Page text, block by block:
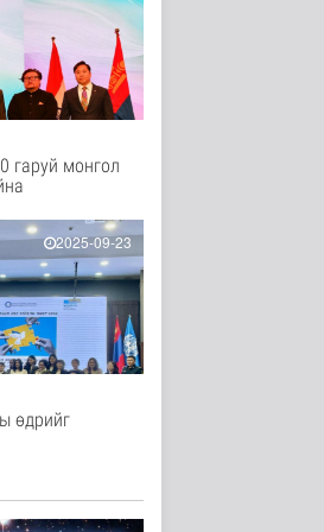
12 минутын өмнө
хайгуулын
“Oxus Metals
27 минутын өмнө
худ..
34 минутын өмнө
дахь "Монгол гэр"
8 улсаас 35
43 минутын өмнө
зорилгоор
гаруй монгол
2025-09-23
өдрийг